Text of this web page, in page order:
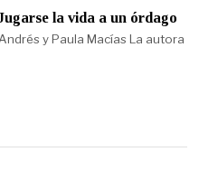
la vida a un órdago
y Paula Macías La autora